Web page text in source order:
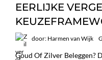
EERLIJKE
door: Harmen van Wijk
Goud Of Zilver Beleggen?